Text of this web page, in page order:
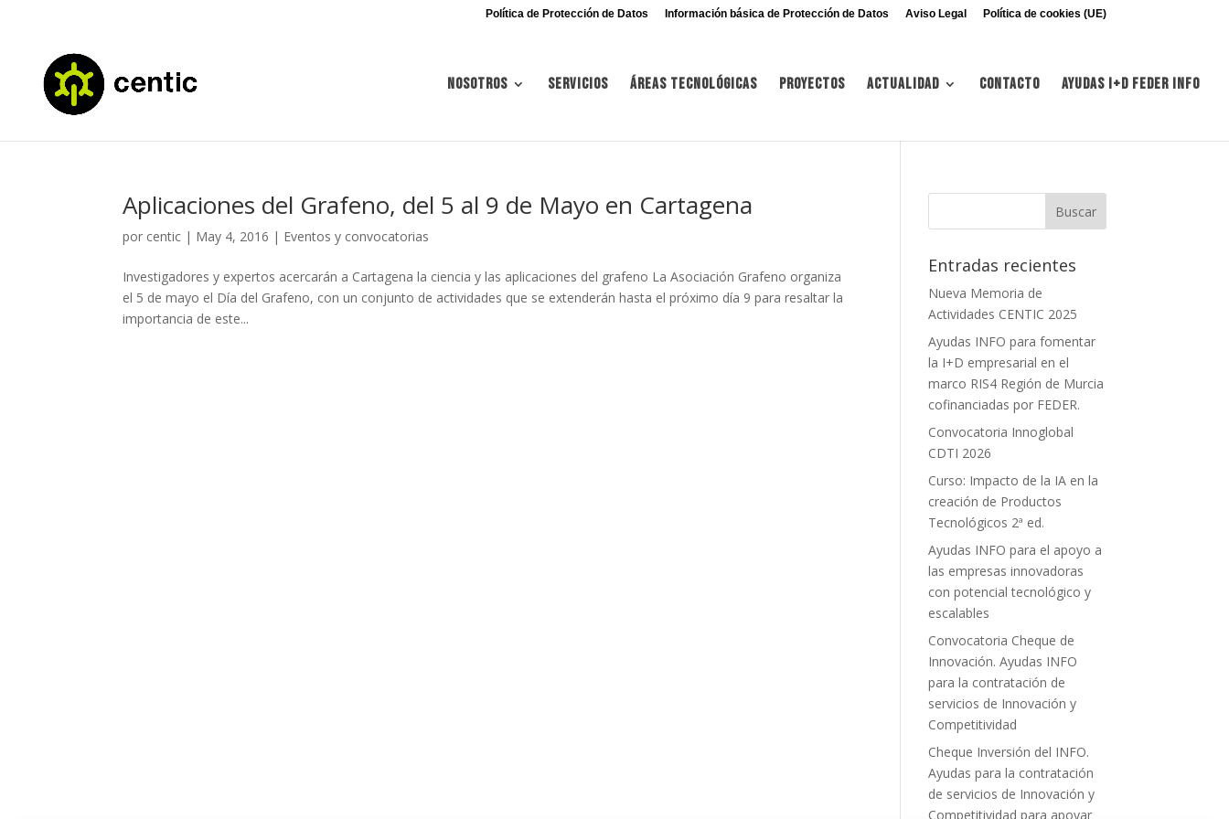
Política de Protección de Datos Información básica de Protección de Datos Aviso Legal Política de cookies (UE)
Nosotros Servicios Áreas tecnológicas Proyectos Actualidad Contacto Ayudas I+d FEDER INFO
Aplicaciones del Grafeno, del 5 al 9 de Mayo en Cartagena
por centic | May 4, 2016 | Eventos y convocatorias
Investigadores y expertos acercarán a Cartagena la ciencia y las aplicaciones del grafeno La Asociación Grafeno organiza
el 5 de mayo el Día del Grafeno, con un conjunto de actividades que se extenderán hasta el próximo día 9 para resaltar la
importancia de este...
Entradas recientes
Nueva Memoria de
Actividades CENTIC 2025
Ayudas INFO para fomentar
la I+D empresarial en el
marco RIS4 Región de Murcia
cofinanciadas por FEDER.
Convocatoria Innoglobal
CDTI 2026
Curso: Impacto de la IA en la
creación de Productos
Tecnológicos 2ª ed.
Ayudas INFO para el apoyo a
las empresas innovadoras
con potencial tecnológico y
escalables
Convocatoria Cheque de
Innovación. Ayudas INFO
para la contratación de
servicios de Innovación y
Competitividad
Cheque Inversión del INFO.
Ayudas para la contratación
de servicios de Innovación y
Competitividad para apoyar